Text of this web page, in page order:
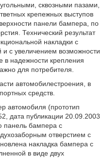
сквозными пазами,
крепежных выступов
панели бампера, по
Технический результат
накладки с
с увеличением возможности
в надежности крепления
для потребителя.
автомобилестроения, в
средств.
автомобиля (прототип
дата публикации 20.09.2003
бампера с
отверстием с
накладка бампера с
в виде двух